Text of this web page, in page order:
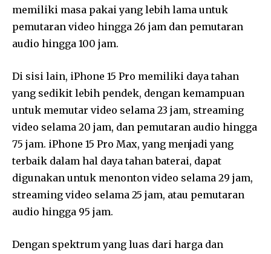
memiliki masa pakai yang lebih lama untuk
pemutaran video hingga 26 jam dan pemutaran
audio hingga 100 jam.
Di sisi lain, iPhone 15 Pro memiliki daya tahan
yang sedikit lebih pendek, dengan kemampuan
untuk memutar video selama 23 jam, streaming
video selama 20 jam, dan pemutaran audio hingga
75 jam. iPhone 15 Pro Max, yang menjadi yang
terbaik dalam hal daya tahan baterai, dapat
digunakan untuk menonton video selama 29 jam,
streaming video selama 25 jam, atau pemutaran
audio hingga 95 jam.
Dengan spektrum yang luas dari harga dan